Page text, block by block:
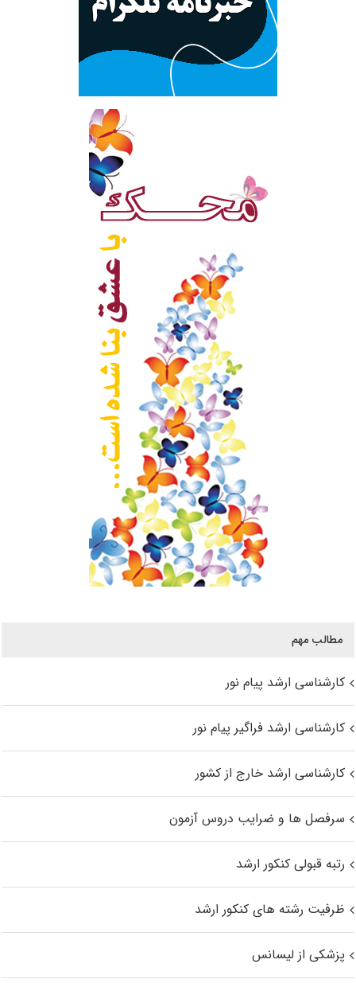
مطالب مهم
کارشناسی ارشد پیام نور
کارشناسی ارشد فراگیر پیام نور
کارشناسی ارشد خارج از کشور
سرفصل ها و ضرایب دروس آزمون
رتبه قبولی کنکور ارشد
ظرفیت رشته های کنکور ارشد
پزشکی از لیسانس